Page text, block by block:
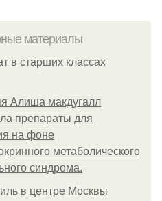
материалы
в старших классах
Алиша макдугалл
препараты для
на фоне
метаболического
синдрома.
в центре Москвы